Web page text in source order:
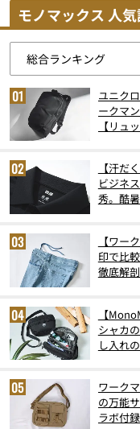
モノマックス 人
ユニク
ークマ
【リュ
【汗だ
ビジネ
秀。酷
【ワー
印で比
徹底解
【
シャカ
し入れ
ワーク
の万能
ラボ付